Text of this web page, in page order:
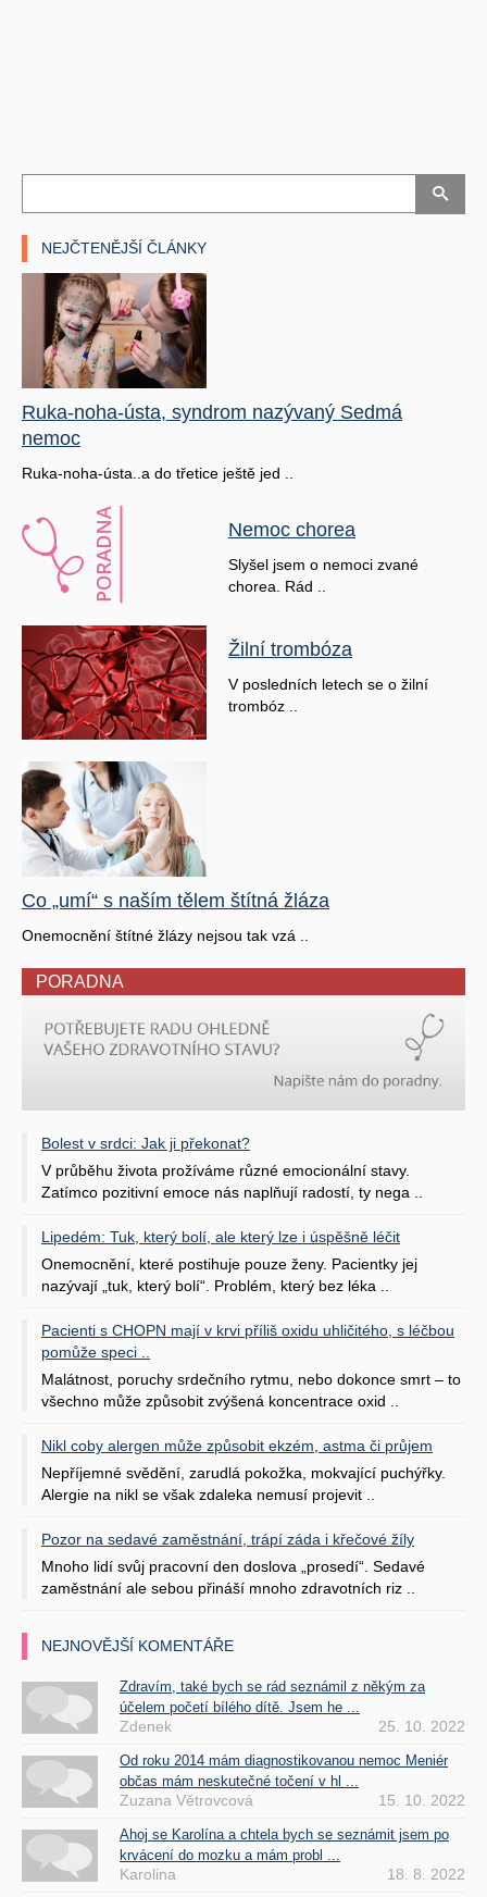
NEJČTENĚJŠÍ ČLÁNKY
Ruka-noha-ústa, syndrom nazývaný Sedmá
nemoc
Ruka-noha-ústa..a do třetice ještě jed ..
Nemoc chorea
Slyšel jsem o nemoci zvané
chorea. Rád ..
Žilní trombóza
V posledních letech se o žilní
trombóz ..
Co „umí“ s naším tělem štítná žláza
Onemocnění štítné žlázy nejsou tak vzá ..
PORADNA
Bolest v srdci: Jak ji překonat?
V průběhu života prožíváme různé emocionální stavy.
Zatímco pozitivní emoce nás naplňují radostí, ty nega ..
Lipedém: Tuk, který bolí, ale který lze i úspěšně léčit
Onemocnění, které postihuje pouze ženy. Pacientky jej
nazývají „tuk, který bolí“. Problém, který bez léka ..
Pacienti s CHOPN mají v krvi příliš oxidu uhličitého, s léčbou
pomůže speci ..
Malátnost, poruchy srdečního rytmu, nebo dokonce smrt – to
všechno může způsobit zvýšená koncentrace oxid ..
Nikl coby alergen může způsobit ekzém, astma či průjem
Nepříjemné svědění, zarudlá pokožka, mokvající puchýřky.
Alergie na nikl se však zdaleka nemusí projevit ..
Pozor na sedavé zaměstnání, trápí záda i křečové žíly
Mnoho lidí svůj pracovní den doslova „prosedí“. Sedavé
zaměstnání ale sebou přináší mnoho zdravotních riz ..
NEJNOVĚJŠÍ KOMENTÁŘE
Zdravím, také bych se rád seznámil z někým za
účelem početí bílého dítě. Jsem he ...
Zdenek 25. 10. 2022
Od roku 2014 mám diagnostikovanou nemoc Meniér
občas mám neskutečné točení v hl ...
Zuzana Větrovcová 15. 10. 2022
Ahoj se Karolína a chtela bych se seznámit jsem po
krvácení do mozku a mám probl ...
Karolina 18. 8. 2022